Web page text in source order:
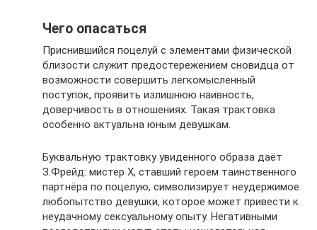
Чего опасаться
Приснившийся поцелуй с элементами физической
близости служит предостережением сновидца от
возможности совершить легкомысленный
поступок, проявить излишнюю наивность,
доверчивость в отношениях. Такая трактовка
особенно актуальна юным девушкам.
Буквальную трактовку увиденного образа даёт
З.Фрейд: мистер Х, ставший героем таинственного
партнёра по поцелую, символизирует неудержимое
любопытство девушки, которое может привести к
неудачному сексуальному опыту. Негативными